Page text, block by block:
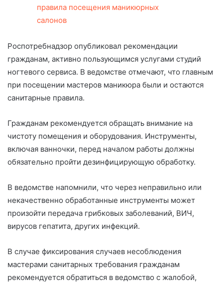
Роспотребнадзор опубликовал рекомендации
гражданам, активно пользующимся услугами студий
ногтевого сервиса. В ведомстве отмечают, что главным
при посещении мастеров маникюра были и остаются
санитарные правила.
Гражданам рекомендуется обращать внимание на
чистоту помещения и оборудования. Инструменты,
включая ванночки, перед началом работы должны
обязательно пройти дезинфицирующую обработку.
В ведомстве напомнили, что через неправильно или
некачественно обработанные инструменты может
произойти передача грибковых заболеваний, ВИЧ,
вирусов гепатита, других инфекций.
В случае фиксирования случаев несоблюдения
мастерами санитарных требования гражданам
рекомендуется обратиться в ведомство с жалобой,